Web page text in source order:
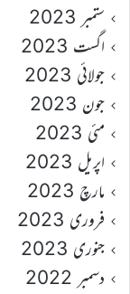
ستمبر 2023
اگست 2023
جولائی 2023
جون 2023
مئی 2023
اپریل 2023
مارچ 2023
فروری 2023
جنوری 2023
دسمبر 2022